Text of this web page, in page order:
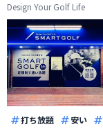
Design Your Golf Life
打ち放題 安い